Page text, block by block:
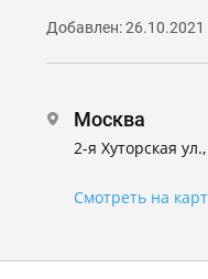
Добавлен: 26.10.2021
Москва
2-я Хуторская
Смотреть на